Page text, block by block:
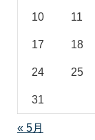
10 11
17 18
24 25
31
« 5月